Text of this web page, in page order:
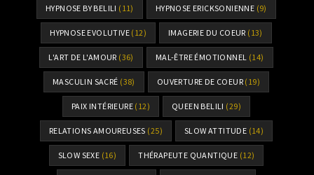
HYPNOSE BY BELILI (11) HYPNOSE ERICKSONIENNE (9)
HYPNOSE EVOLUTIVE (12) IMAGERIE DU COEUR (13)
L'ART DE L'AMOUR (36) MAL-ÊTRE ÉMOTIONNEL (14)
MASCULIN SACRÉ (38) OUVERTURE DE COEUR(19)
PAIX INTÉRIEURE (12) QUEEN BELILI (29)
RELATIONS AMOUREUSES (25) SLOW ATTITUDE (14)
SLOW SEXE (16) THÉRAPEUTE QUANTIQUE (12)